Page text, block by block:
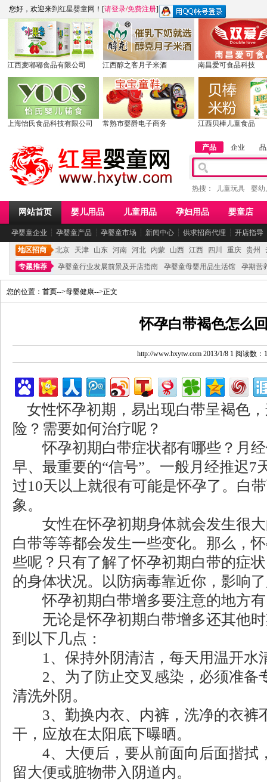
您好，欢迎来到 红星婴童网 ！[请登录/免费注册]
江西麦嘟嘟食品有限公司 江西醇之客月子米酒 南昌爱可食品科技
上海怡氏食品科技有限公司 常熟市婴爵电子商务 江西贝棒儿童食品
产品 企业
热搜： 儿童玩具 婴幼
网站首页 婴儿用品 儿童用品 孕妇用品 婴童店
孕婴童企业 ┆ 孕婴童产品 ┆ 孕婴童市场 ┆ 新闻中心 ┆ 供求招商代理 ┆ 开店指导
地区招商 北京 天津 山东 河南 河北 内蒙 山西 江西 四川 重庆 贵州
专题推荐
孕婴童行业发展前景及开店指南 孕婴童母婴用品生活馆 孕期营
您的位置： 首页-->母婴健康-->正文
怀孕白带褐色怎么
http://www.hxytw.com 2013/1/8 1 阅读数：
女性怀孕初期，易出现白带呈褐色
险？需要如何治疗呢？
怀孕初期白带症状都有哪些？月经
早、最重要的“信号”。一般月经推迟7
过10天以上就很有可能是怀孕了。白
象。
女性在怀孕初期身体就会发生很大
白带等等都会发生一些变化。那么，
些呢？只有了解了怀孕初期白带的症
的身体状况。以防病毒靠近你，影响
怀孕初期白带增多要注意的地方
无论是怀孕初期白带增多还其他时
到以下几点：
1、保持外阴清洁，每天用温开水
2、为了防止交叉感染，必须准备
清洗外阴。
3、勤换内衣、内裤，洗净的衣裤
干，应放在太阳底下曝晒。
4、大便后，要从前面向后面揩拭
留大便或脏物带入阴道内。